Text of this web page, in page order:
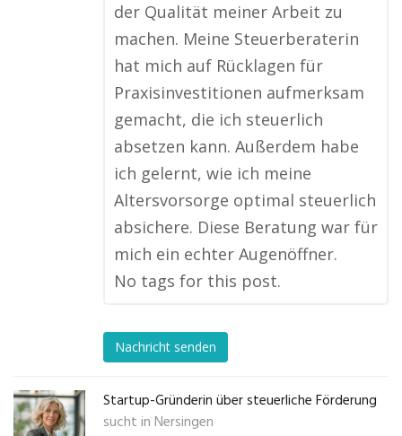
der Qualität meiner Arbeit zu
machen. Meine Steuerberaterin
hat mich auf Rücklagen für
Praxisinvestitionen aufmerksam
gemacht, die ich steuerlich
absetzen kann. Außerdem habe
ich gelernt, wie ich meine
Altersvorsorge optimal steuerlich
absichere. Diese Beratung war für
mich ein echter Augenöffner.
No tags for this post.
Nachricht senden
Startup-Gründerin über steuerliche Förderung
sucht in Nersingen